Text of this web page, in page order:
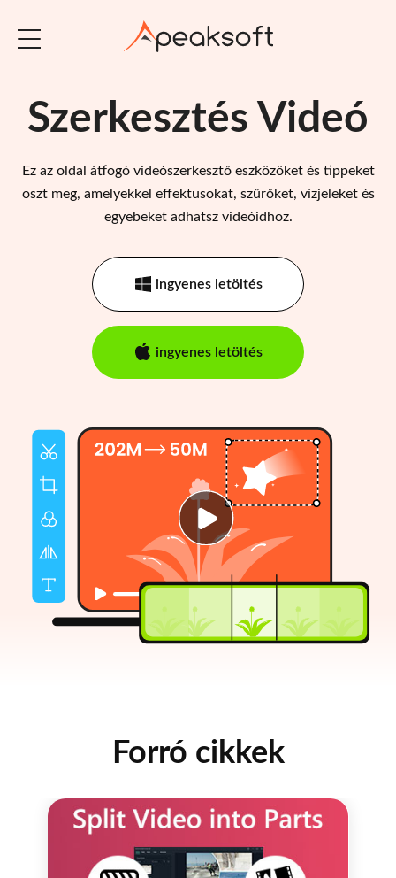
Szerkesztés Videó
Ez az oldal átfogó videószerkesztő eszközöket és tippeket
oszt meg, amelyekkel effektusokat, szűrőket, vízjeleket és
egyebeket adhatsz videóidhoz.
ingyenes letöltés
ingyenes letöltés
Forró cikkek